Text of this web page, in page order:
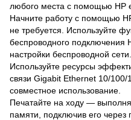
любого места с помощью HP
Начните работу с помощью
не требуется. Используйте
беспроводного подключения
настройки беспроводной сети.
Используйте ресурсы
связи Gigabit Ethernet 10/
совместное использование.
Печатайте на ходу —
памяти, подключив его через